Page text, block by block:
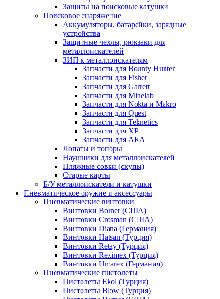
Защиты на поисковые катушки
Поисковое снаряжение
Аккумуляторы, батарейки, зарядные
устройства
Защитные чехлы, рюкзаки для
металлоискателей
ЗИП к металлоискателям
Запчасти для Bounty Hunter
Запчасти для Fisher
Запчасти для Garrett
Запчасти для Minelab
Запчасти для Nokta и Makro
Запчасти для Quest
Запчасти для Teknetics
Запчасти для XP
Запчасти для АКА
Лопаты и топоры
Наушники для металлоискателей
Пляжные совки (скупы)
Старые карты
Б/У металлоискатели и катушки
Пневматическое оружие и аксессуары
Пневматические винтовки
Винтовки Borner (США)
Винтовки Crosman (США)
Винтовки Diana (Германия)
Винтовки Hatsan (Турция)
Винтовки Retay (Турция)
Винтовки Reximex (Турция)
Винтовки Umarex (Германия)
Пневматические пистолеты
Пистолеты Ekol (Турция)
Пистолеты Blow (Турция)